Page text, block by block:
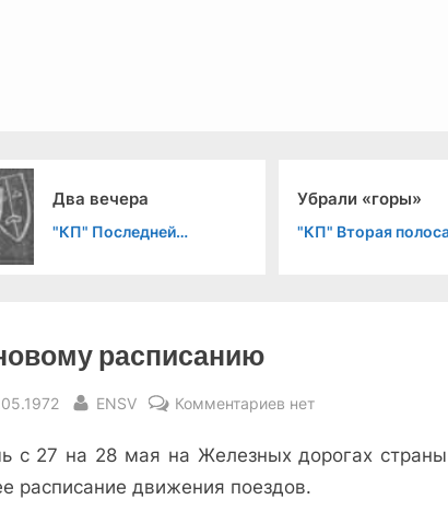
"КП" Вторая полоса
расписанию
By
ENSV Комментариев к
По
новому
нет
с 27 на 28 мая на Железных дорогах страны
расписание движения поездов.